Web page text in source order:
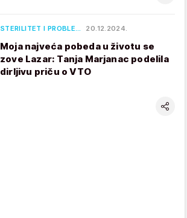
STERILITET I PROBLE… 20.12.2024.
Moja najveća pobeda u životu se
zove Lazar: Tanja Marjanac podelila
dirljivu priču o VTO